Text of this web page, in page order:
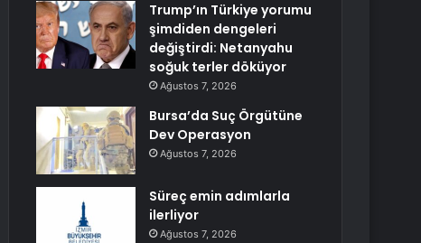
Trump’ın Türkiye yorumu
şimdiden dengeleri
değiştirdi: Netanyahu
soğuk terler döküyor
Ağustos 7, 2026
Bursa’da Suç Örgütüne
Dev Operasyon
Ağustos 7, 2026
Süreç emin adımlarla
ilerliyor
Ağustos 7, 2026